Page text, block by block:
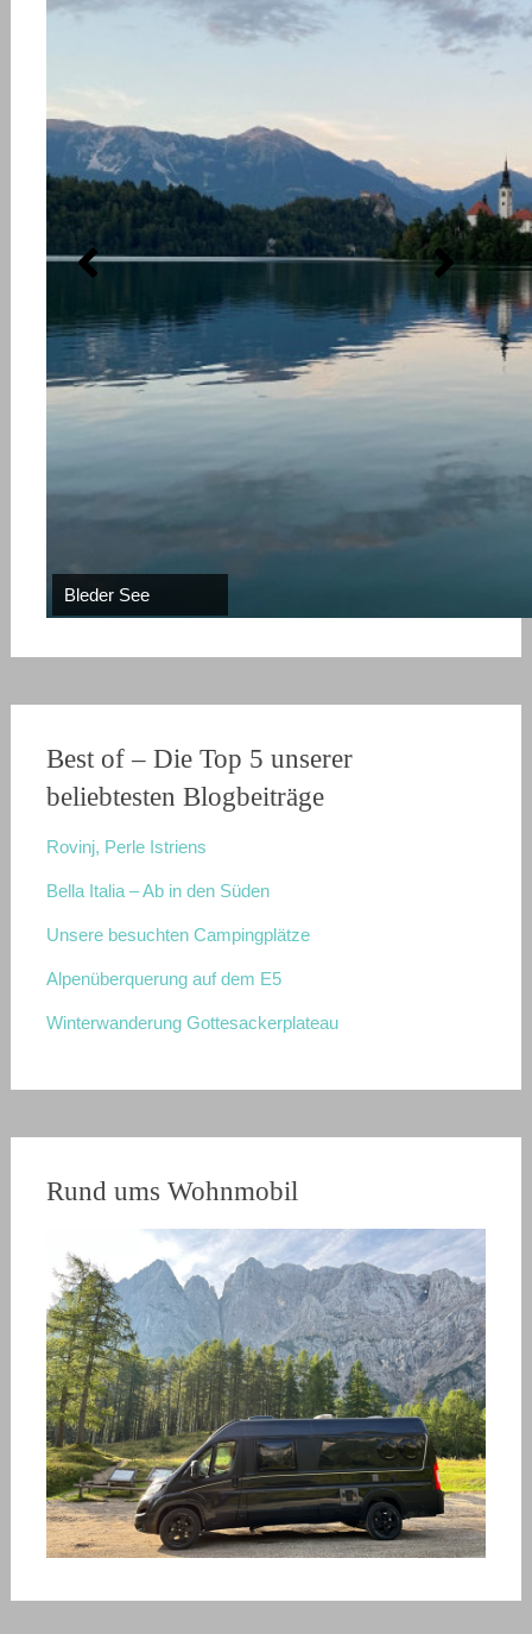
Südtirol
Alberobello
Bleder See
Matera
Vesuv
Best of – Die Top 5 unserer
beliebtesten Blogbeiträge
Rovinj, Perle Istriens
Bella Italia – Ab in den Süden
Unsere besuchten Campingplätze
Alpenüberquerung auf dem E5
Winterwanderung Gottesackerplateau
Rund ums Wohnmobil